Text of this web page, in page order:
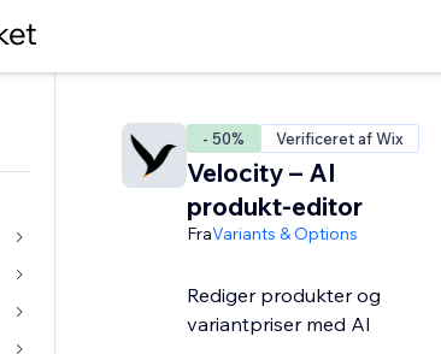
- 50% Verificeret af Wix
Velocity – AI
produkt-editor
FraVariants & Options
Rediger produkter og
variantpriser med AI